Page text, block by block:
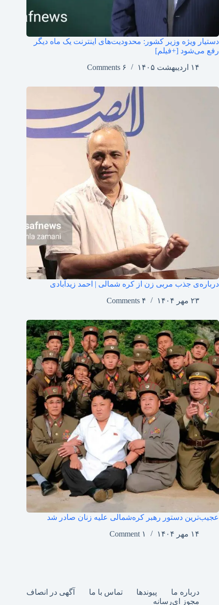
دستیار ویژه وزیر کشور: محدودیت‌های اینترنت یک ماه دیگر
رفع می‌شود [+فیلم]
۱۴ اردیبهشت ۱۴۰۵
۶ Comments
درباره‌ی جذب مربی زن از کره شمالی | احمد زیدآبادی
۲۳ مهر ۱۴۰۴
۴ Comments
عجیب‌ترین دستور رهبر کره‌شمالی علیه زنان صادر شد
۱۴ مهر ۱۴۰۴
۱ Comment
درباره ما پیوندها تماس با ما
آگهی در انصاف
مجوز ای‌رسانه